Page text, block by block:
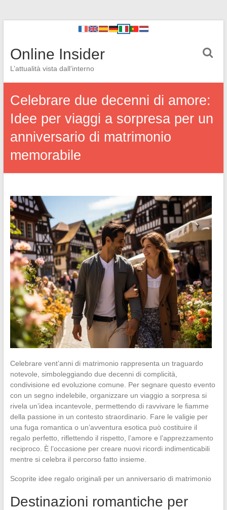
Online Insider
L’attualità vista dall’interno
Celebrare due decenni di amore:
Idee per viaggi a sorpresa per un
anniversario di matrimonio
memorabile
Celebrare vent’anni di matrimonio rappresenta un traguardo
notevole, simboleggiando due decenni di complicità,
condivisione ed evoluzione comune. Per segnare questo evento
con un segno indelebile, organizzare un viaggio a sorpresa si
rivela un’idea incantevole, permettendo di ravvivare le fiamme
della passione in un contesto straordinario. Fare le valigie per
una fuga romantica o un’avventura esotica può costituire il
regalo perfetto, riflettendo il rispetto, l’amore e l’apprezzamento
reciproco. È l’occasione per creare nuovi ricordi indimenticabili
mentre si celebra il percorso fatto insieme.
Scoprite idee regalo originali per un anniversario di matrimonio
Destinazioni romantiche per